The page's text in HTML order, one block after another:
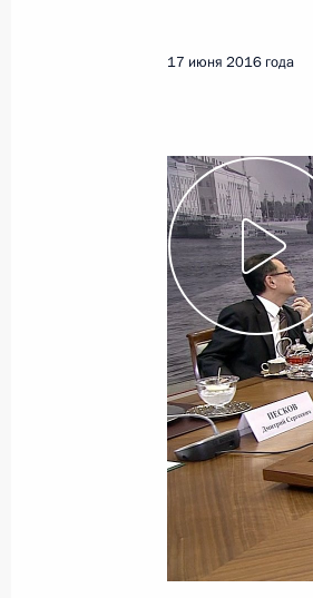
10 августа
Пресс-
Армении
10 августа 2016
9 августа
Пресс-
Турции
9 августа 2016
17 июня 2016 года